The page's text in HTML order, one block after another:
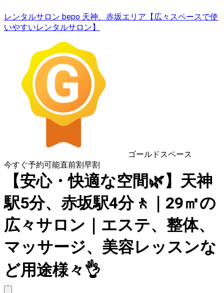
レンタルサロン bepo 天神、赤坂エリア【広々スペースで使
いやすいレンタルサロン】
ゴールドスペース
今すぐ予約可能直前割早割
【安心・快適な空間🌿】天神
駅5分、赤坂駅4分🚶｜29㎡の
広々サロン｜エステ、整体、
マッサージ、美容レッスンな
ど用途様々👌